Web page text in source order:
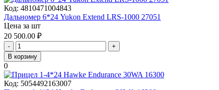
Код: 4810471004843
Дальномер 6*24 Yukon Extend LRS-1000 27051
Цена за шт
20 500.00 ₽
-
+
В корзину
0
Код: 5054492163007